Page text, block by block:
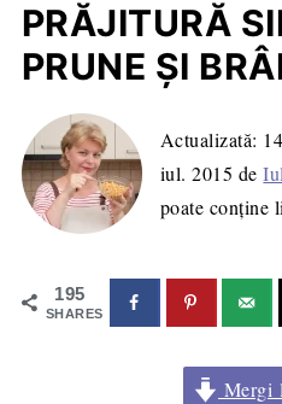
PRĂJITURĂ
PRUNE ŞI
Actualizată:
iul. 2015 de
poate conține
195
SHARES
Mergi